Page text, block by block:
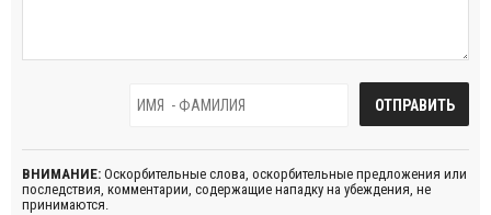
ВНИМАНИЕ: Оскорбительные слова, оскорбительные предложения или
последствия, комментарии, содержащие нападку на убеждения, не
принимаются.